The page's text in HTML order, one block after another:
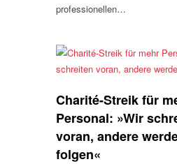
professionellen…
Charité-Streik für
Personal: »Wir
voran, andere
folgen«